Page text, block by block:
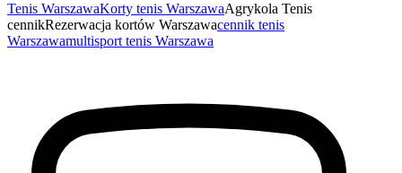
Tenis WarszawaKorty tenis WarszawaAgrykola Tenis
cennikRezerwacja kortów Warszawacennik tenis
Warszawamultisport tenis Warszawa